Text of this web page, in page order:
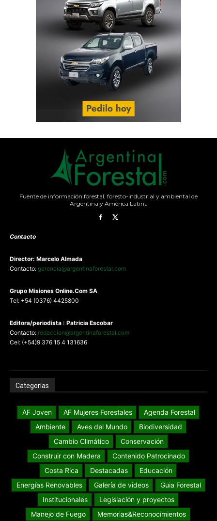
Fuente de información forestal, foresto-industrial y ambiental de
Argentina y América Latina
Contacto
Director: Marcelo Almada
Contacto: gerencia@argentinaforestal.com
Grupo Misiones Online.Com SA
Tel: +54 (0376) 4425800
Editora/periodista : Patricia Escobar
Contacto: redaccion@argentinaforestal.com
Cel: (+54)9 376 15 4 131636
Categorías
AF Joven AF Mujeres Forestales
Agenda Forestal
Ambiente
Aves del Mundo
Biodiversidad
Cambio Climático
Conservación
Construir con Madera
Contenido Patrocinado
Costa Rica
Destacadas
Educación
Energías Renovables
Galería de videos
Guia Forestal
Institucionales
Legislación y proyectos
Manejo de Fuego
Memorias&Reconocimientos